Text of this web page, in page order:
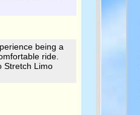
being a
ride.
Stretch Limo